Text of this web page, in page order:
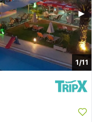
1/11
▶︎